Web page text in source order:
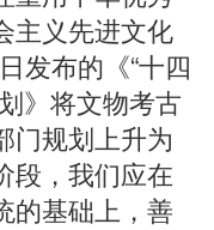
主义先进文化
发布的《“十四
》将文物考古
门规划上升为
段，我们应在
的基础上，善